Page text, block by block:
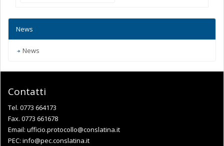
News
News
Contatti
Tel. 0773 664173
Fax. 0773 661678
Email: ufficio.protocollo@conslatina.it
PEC: info@pec.conslatina.it